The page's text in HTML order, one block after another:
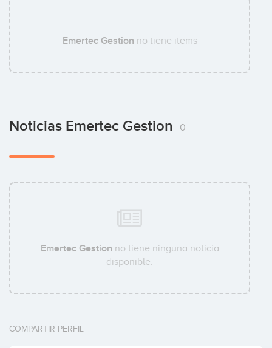
Emertec Gestion no tiene items
Noticias Emertec Gestion 0
Emertec Gestion no tiene ninguna noticia
disponible.
COMPARTIR PERFIL